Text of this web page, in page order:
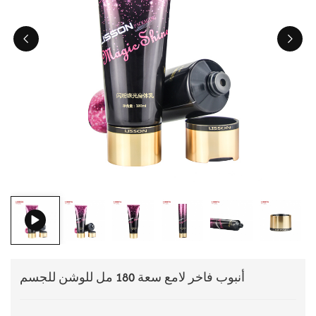
ไทย
Tiếng việt
أنبوب فاخر لامع سعة 180 مل للوشن للجسم